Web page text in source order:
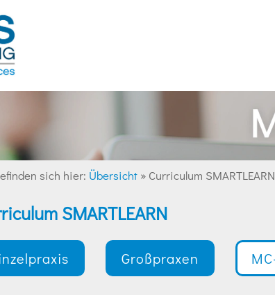
sich hier: Übersicht » Curriculum SMARTLEARN
SMARTLEARN
Großpraxen